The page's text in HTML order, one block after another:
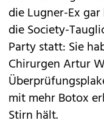
die Lugner-Ex
die Society-
Party statt: Sie
Chirurgen Artur
mit mehr Botox
Stirn hält.